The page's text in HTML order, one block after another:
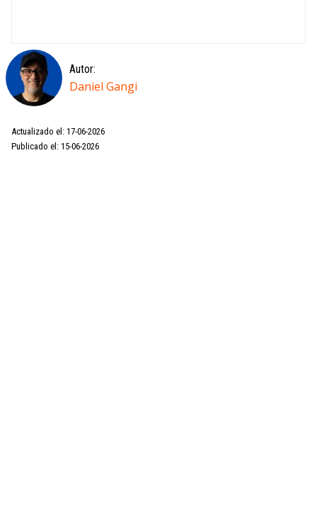
Autor:
Daniel Gangi
Actualizado el: 17-06-2026
Publicado el: 15-06-2026